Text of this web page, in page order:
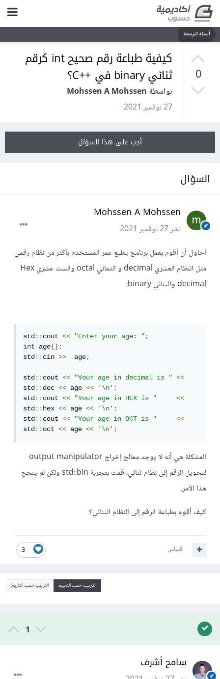
أسئلة البرمجة
0
كيفية طباعة رقم صحيح int كرقم
ثنائي binary في ++C؟
بواسطة Mohssen A Mohssen
27 نوفمبر 2021
أجب على هذا السؤال
السؤال
Mohssen A Mohssen
نشر27 نوفمبر 2021
أحاول أن أقوم بعمل برنامج يطبع عمر المستخدم بأكثر من نظام رقمي
مثل النظام العشري decimal و الثماني octal والست عشري Hex
decimal والثنائي binary:
std::cout << "Enter your age: ";
int
age{};
std::cin >>
  age
;
std::cout << "Your age in decimal is "
<<
std::dec << age << '\n';
std::cout << "Your age in HEX is "
<<
std::hex << age << '\n';
std::cout << "Your age in OCT is "
<<
std::oct << age << '\n';
المشكلة هي أنه لا يوجد معالج إخراج output manipulator
لتحويل الرقم إلى نظام ثنائي، قمت بتجربة std::bin ولكن لم ينجح
هذا الأمر.
كيف أقوم بطباعة الرقم إلى النظام الثنائي؟
3 اقتباس
الترتيب حسب التقييم الترتيب حسب التاريخ
1
سامح أشرف